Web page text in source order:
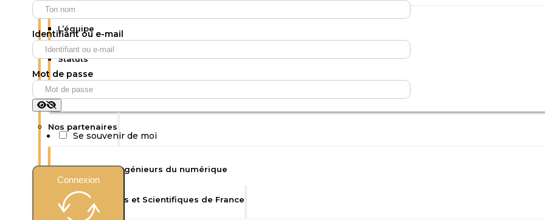
0
Votre panier est vide.
Boutique
L’équipe
Statuts
Règlement intérieur
Nos partenaires
Isep : Ecole d’ingénieurs du numérique
IESF : Ingénieurs et Scientifiques de France
Identifiant ou e-mail
Mot de passe
Se souvenir de moi
Connexion